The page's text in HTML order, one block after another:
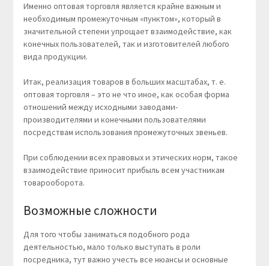
Именно оптовая торговля является крайне важным и
необходимым промежуточным «пунктом», который в
значительной степени упрощает взаимодействие, как
конечных пользователей, так и изготовителей любого
вида продукции.
Итак, реализация товаров в больших масштабах, т. е.
оптовая торговля – это не что иное, как особая форма
отношений между исходными заводами-
производителями и конечными пользователями
посредствам использования промежуточных звеньев.
При соблюдении всех правовых и этических норм, такое
взаимодействие приносит прибыль всем участникам
товарооборота.
Возможные сложности
Для того чтобы заниматься подобного рода
деятельностью, мало только выступать в роли
посредника, тут важно учесть все нюансы и основные